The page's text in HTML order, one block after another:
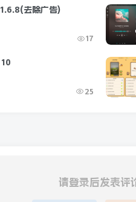
去除广告)
17
25
请登录后发表评